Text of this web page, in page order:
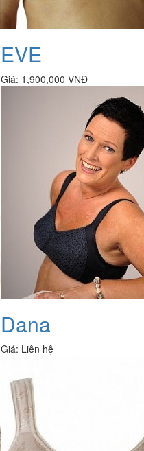
EVE
Giá: 1,900,000 VNĐ
Dana
Giá: Liên hệ